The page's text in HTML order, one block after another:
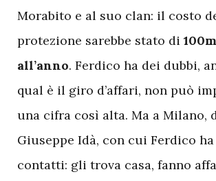
Morabito e al suo clan: il costo
protezione sarebbe stato di
all’anno. Ferdico ha dei dubbi,
qual è il giro d’affari, non può
una cifra così alta. Ma a Milano,
Giuseppe Idà, con cui Ferdico
contatti: gli trova casa, fanno